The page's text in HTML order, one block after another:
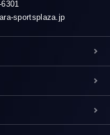
sportsplaza.jp